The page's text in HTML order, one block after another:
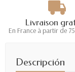
Livraison
En France à partir de
Descripción